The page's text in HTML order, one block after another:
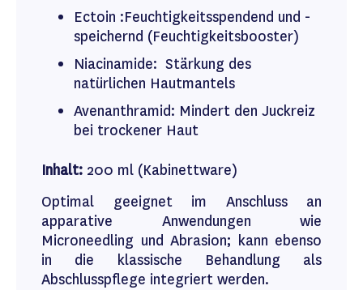
Ectoin :Feuchtigkeitsspendend und -
speichernd (Feuchtigkeitsbooster)
Niacinamide: Stärkung des
natürlichen Hautmantels
Avenanthramid: Mindert den Juckreiz
bei trockener Haut
Inhalt: 200 ml (Kabinettware)
Optimal geeignet im Anschluss an
apparative Anwendungen wie
Microneedling und Abrasion; kann ebenso
in die klassische Behandlung als
Abschlusspflege integriert werden.